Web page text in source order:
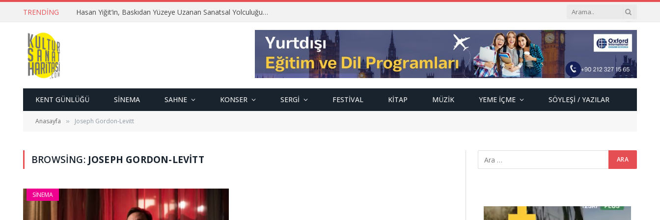
TRENDING Hasan Yiğit’in, Baskıdan Yüzeye Uzanan Sanatsal Yolculuğu…
KENT GÜNLÜĞÜ SINEMA SAHNE KONSER SERGI FESTIVAL KITAP MÜZIK YEME İÇME SÖYLEŞI / YAZILAR
Anasayfa » Joseph Gordon-Levitt
BROWSING: JOSEPH GORDON-LEVITT
SINEMA
Video